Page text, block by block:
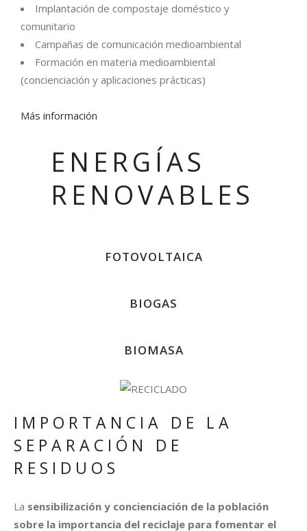
Implantación de compostaje doméstico y
comunitario
Campañas de comunicación medioambiental
Formación en materia medioambiental
(concienciación y aplicaciones prácticas)
Más información
ENERGÍAS
RENOVABLES
FOTOVOLTAICA
BIOGAS
BIOMASA
IMPORTANCIA DE LA
SEPARACIÓN DE
RESIDUOS​
La sensibilización y concienciación de la población
sobre la importancia del reciclaje para fomentar el